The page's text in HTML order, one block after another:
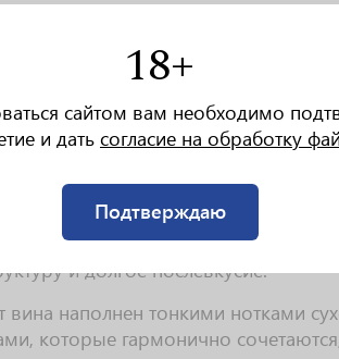
18+
сайтом вам необходимо
и дать согласие на обработку
Подтверждаю
Antinori Chianti Classico Riserva
отблесками, которые
вина богат и сложен, с
и малина, дополненных нюансами
и долгое послевкусие.
вина наполнен тонкими нотками
которые гармонично